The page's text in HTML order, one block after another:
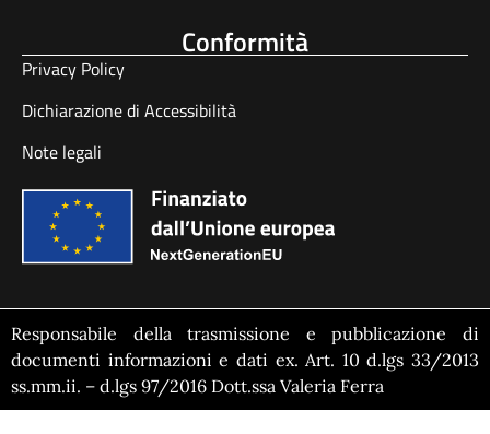
Conformità
Privacy Policy
Dichiarazione di Accessibilità
Note legali
Responsabile della trasmissione e pubblicazione di
documenti informazioni e dati ex. Art. 10 d.lgs 33/2013
ss.mm.ii. – d.lgs 97/2016 Dott.ssa Valeria Ferra